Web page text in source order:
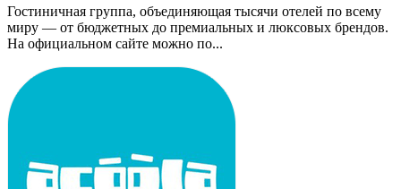
Гостиничная группа, объединяющая тысячи отелей по всему
миру — от бюджетных до премиальных и люксовых брендов.
На официальном сайте можно по...